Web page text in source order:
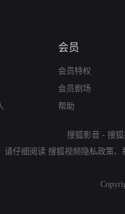
会员
会员特权
会员剧场
帮助
搜狐影音 - 搜
请仔细阅读 搜狐视频隐私政策、